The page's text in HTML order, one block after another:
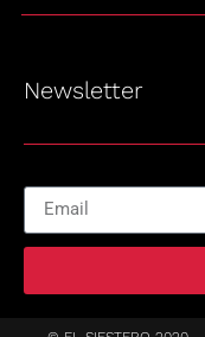
Newsletter